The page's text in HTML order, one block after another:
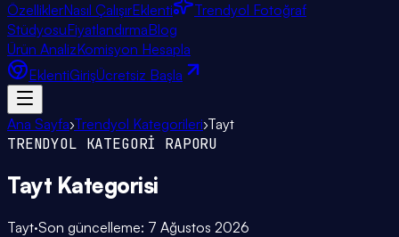
ÖzelliklerNasıl ÇalışırEklenti
Trendyol Fotoğraf
StüdyosuFiyatlandırmaBlog
Ürün AnalizKomisyon Hesapla
EklentiGirişÜcretsiz Başla
Ana Sayfa›Trendyol Kategorileri›Tayt
TRENDYOL KATEGORİ RAPORU
Tayt Kategorisi
Tayt·Son güncelleme: 7 Ağustos 2026